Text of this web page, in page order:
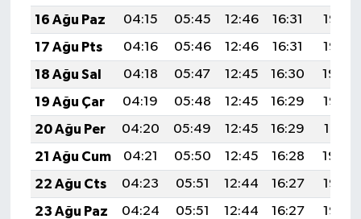
16 Ağu Paz
04:15 05:45 12:46 16:31
19:36
17 Ağu Pts
04:16 05:46 12:46 16:31
19:35
18 Ağu Sal
04:18 05:47 12:45 16:30
19:34
19 Ağu Çar
04:19 05:48 12:45 16:29
19:32
20 Ağu Per
04:20 05:49 12:45 16:29
19:31
21 Ağu Cum
04:21 05:50 12:45 16:28
19:30
22 Ağu Cts
04:23 05:51 12:44 16:27
19:28
23 Ağu Paz
04:24 05:51 12:44 16:27
19:27